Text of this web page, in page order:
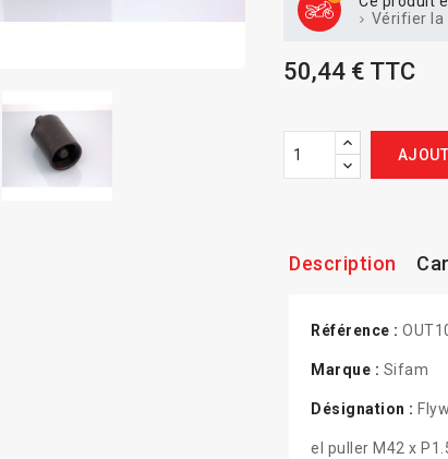
Vérifier la
50,44 € TTC
Description
Référence :
Marque : Sifam
Désignation :
el puller M42 x